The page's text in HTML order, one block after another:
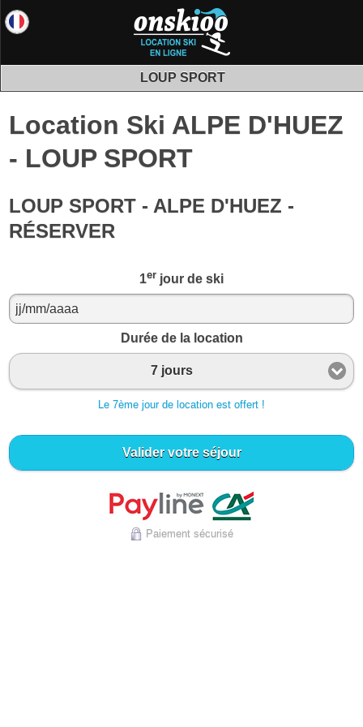
LOUP SPORT
Location Ski ALPE D'HUEZ
- LOUP SPORT
LOUP SPORT - ALPE D'HUEZ -
RÉSERVER
1er jour de ski
Durée de la location
7 jours
Le 7ème jour de location est offert !
Valider votre séjour
Paiement sécurisé